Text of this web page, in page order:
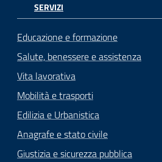
SERVIZI
Educazione e formazione
Salute, benessere e assistenza
Vita lavorativa
Mobilità e trasporti
Edilizia e Urbanistica
Anagrafe e stato civile
Giustizia e sicurezza pubblica